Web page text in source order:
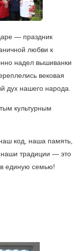
— праздник
любви к
надел вышиванки
вековая
дух нашего народа.
культурным
код, наша память,
традиции — это
в единую семью!